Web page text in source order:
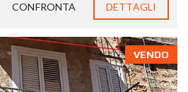
CONFRONTA DETTAGLI
VENDO